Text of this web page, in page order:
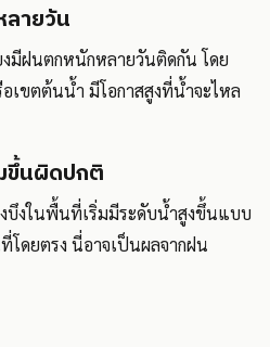
ายวัน
มีฝนตกหนักหลายวันติดกัน โดย
เขตต้นน้ำ มีโอกาสสูงที่น้ำจะไหล
ขึ้นผิดปกติ
บึงในพื้นที่เริ่มมีระดับน้ำสูงขึ้นแบบ
ดยตรง นี่อาจเป็นผลจากฝน